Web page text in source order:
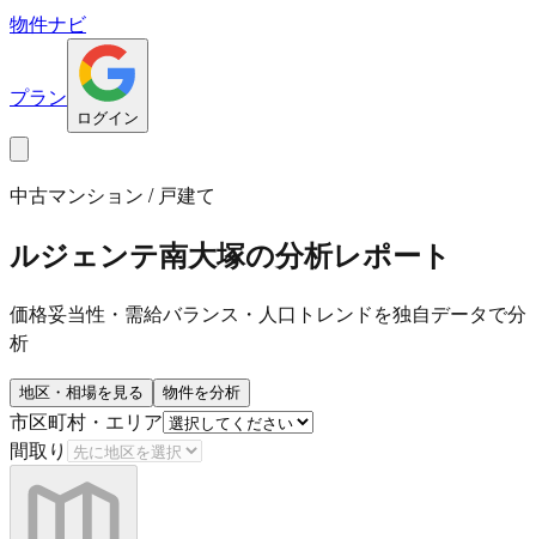
物件ナビ
プラン
ログイン
中古マンション / 戸建て
ルジェンテ南大塚の分析レポート
価格妥当性・需給バランス・人口トレンドを独自データで分
析
地区・相場を見る 物件を分析
市区町村・エリア
間取り